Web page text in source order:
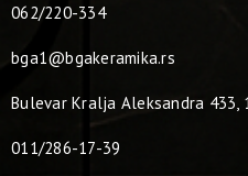
062/220-334
bga1@bgakeramika.rs
Bulevar Kralja Aleksandra 433,
011/286-17-39